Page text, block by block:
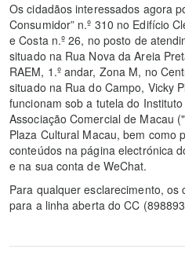
Os cidadãos interessados agora
Consumidor” n.º 310 no Edifício
e Costa n.º 26, no posto de
situado na Rua Nova da Areia
RAEM, 1.º andar, Zona M, no
situado na Rua do Campo, Vicky
funcionam sob a tutela do
Associação Comercial de Macau
Plaza Cultural Macau, bem como
conteúdos na página electrónica
e na sua conta de WeChat.
Para qualquer esclarecimento,
para a linha aberta do CC